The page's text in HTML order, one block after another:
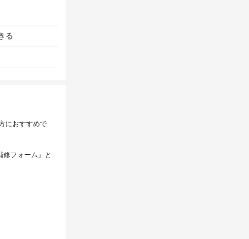
る
におすすめで
修フォーム』と